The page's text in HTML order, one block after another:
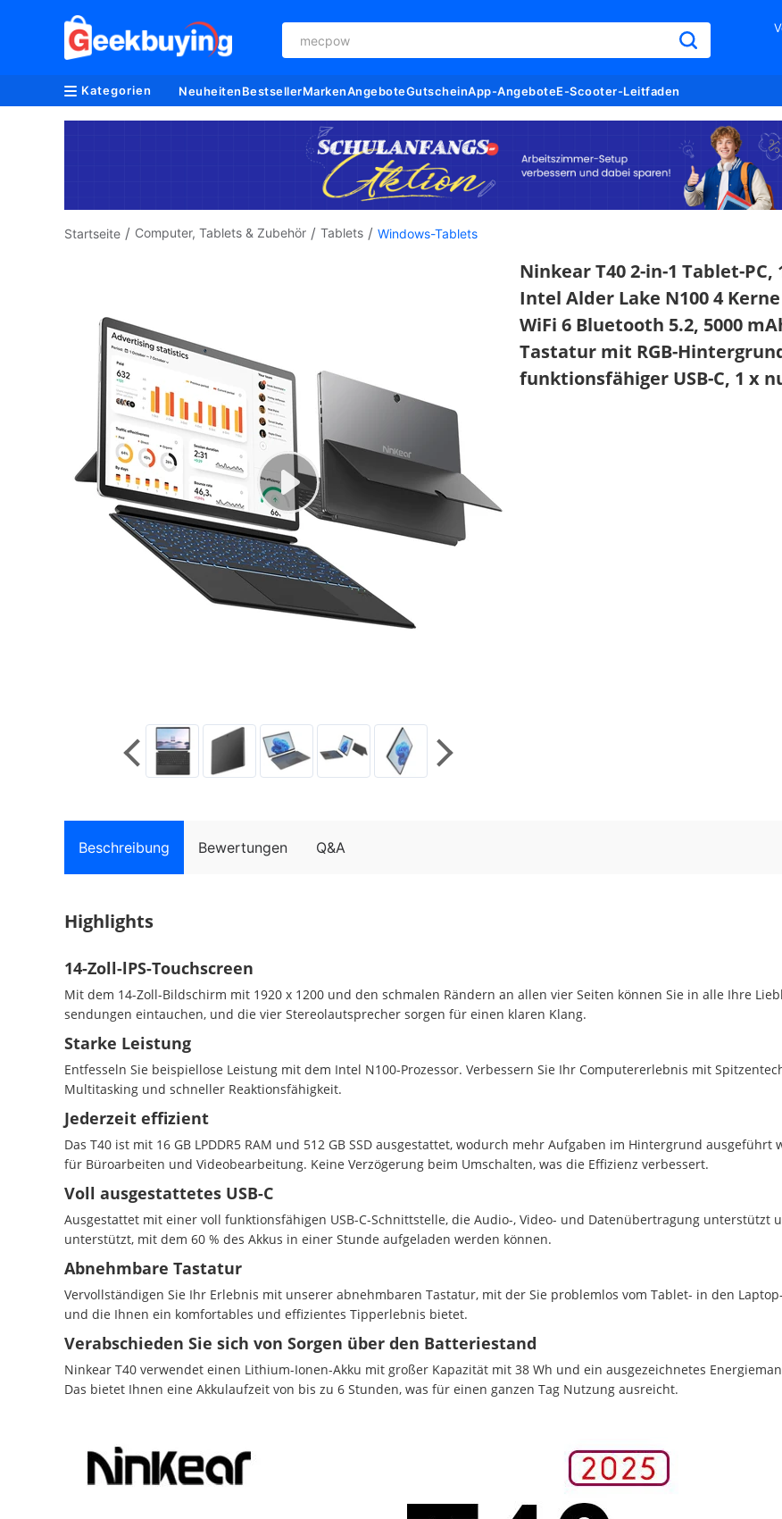
mecpow
Kategorien NeuheitenBestsellerMarkenAngeboteGutscheinApp-AngeboteE-Scooter-Leitfaden
Startseite / Computer, Tablets & Zubehör / Tablets / Windows-Tablets
Ninkear T40 2-in-1 Tablet-PC,
Intel Alder Lake N100 4 Kerne
WiFi 6 Bluetooth 5.2, 5000
Tastatur mit RGB-
funktionsfähiger USB-C, 1 x
Beschreibung Bewertungen Q&A
Highlights
14-Zoll-lPS-Touchscreen
Mit dem 14-Zoll-Bildschirm mit 1920 x 1200 und den schmalen Rändern an allen vier Seiten können Sie in alle Ihre
sendungen eintauchen, und die vier Stereolautsprecher sorgen für einen klaren Klang.
Starke Leistung
Entfesseln Sie beispiellose Leistung mit dem Intel N100-Prozessor. Verbessern Sie Ihr Computererlebnis mit
Multitasking und schneller Reaktionsfähigkeit.
Jederzeit effizient
Das T40 ist mit 16 GB LPDDR5 RAM und 512 GB SSD ausgestattet, wodurch mehr Aufgaben im Hintergrund
für Büroarbeiten und Videobearbeitung. Keine Verzögerung beim Umschalten, was die Effizienz verbessert.
Voll ausgestattetes USB-C
Ausgestattet mit einer voll funktionsfähigen USB-C-Schnittstelle, die Audio-, Video- und Datenübertragung unterstützt
unterstützt, mit dem 60 % des Akkus in einer Stunde aufgeladen werden können.
Abnehmbare Tastatur
Vervollständigen Sie Ihr Erlebnis mit unserer abnehmbaren Tastatur, mit der Sie problemlos vom Tablet- in den
und die Ihnen ein komfortables und effizientes Tipperlebnis bietet.
Verabschieden Sie sich von Sorgen über den Batteriestand
Ninkear T40 verwendet einen Lithium-Ionen-Akku mit großer Kapazität mit 38 Wh und ein ausgezeichnetes
Das bietet Ihnen eine Akkulaufzeit von bis zu 6 Stunden, was für einen ganzen Tag Nutzung ausreicht.